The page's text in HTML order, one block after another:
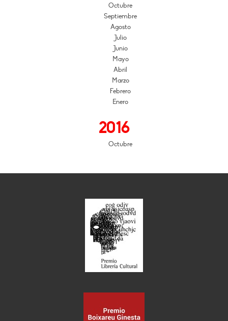
Octubre
Septiembre
Agosto
Julio
Junio
Mayo
Abril
Marzo
Febrero
Enero
2016
Octubre